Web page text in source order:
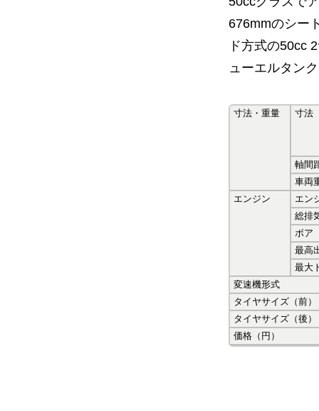
676mmのシー
ド方式の50cc
ューエルタン
寸法・重量 寸法
軸間
車両
エンジン
エン
総排
ボア
最高
最大
変速機形式
タイヤサイズ（前）
タイヤサイズ（後）
価格（円）